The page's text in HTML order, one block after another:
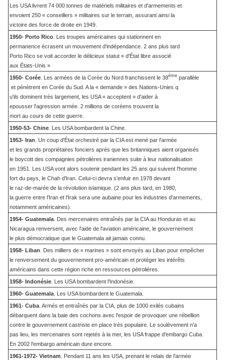
Les USA livrent 74 000 tonnes de matériels militaires et d'armements et
envoient 250 « conseillers » militaires sur le terrain, assurant ainsi la
victoire des force de droite en 1949.
1950- Porto Rico . Les troupes américaines qui stationnent en
permanence écrasent un mouvement d'indépendance. 2 ans plus tard
Porto Rico se voit accorder le délicieux statut « d'État libre associé
aux États-Unis »
1950- Corée . Les armées de la Corée du Nord franchissent le 38ème parallèle
et pénètrent en Corée du Sud. A la « demande » des Nations-Unies q
u'ils dominent très largement, les USA « acceptent » d'aider à
epousser l'agression armée. 2 millions de coréens trouvent la
mort au cours de cette guerre.
1950-53- Chine . Les USA bombardent la Chine.
1953- Iran . Un coup d'État orchestré par la CIA est mené par l'armée
et les grands propriétaires fonciers après que les britanniques aient organisés
le boycott des compagnies pétrolières iraniennes suite à leur nationalisation
en 1951. Les USA vont alors soutenir pendant les 25 ans qui suivent l'homme
fort du pays, le Chah d'Iran. Celui-ci devra s'enfuir en 1978 devant
le raz-de-marée de la révolution islamique. (2 ans plus tard, en 1980,
la guerre entre l'Iran et l'Irak sera une aubaine pour les industries d'armements,
notamment américaines).
1954- Guatemala . Des mercenaires entraînés par la CIA au Honduras et au
Nicaragua renversent, avec l'aide de l'aviation américaine, le gouvernement
le plus démocratique que le Guatemala ait jamais connu.
1958- Liban . Des milliers de « marines » sont envoyés au Liban pour empêcher
le renversement du gouvernement pro-américain et protéger les intérêts
américains dans cette région riche en ressources pétrolières.
1958- Indonésie . Les USA bombardent l'Indonésie.
1960- Guatemala . Les USA bombardent le Guatemala.
1961- Cuba . Armés et entraînés par la CIA, plus de 1000 exilés cubains
débarquent dans la baie des cochons avec l'espoir de provoquer une rébellion
contre le gouvernement castriste en place très populaire. Le soulèvement n'a
pas lieu, les mercenaires sont rejetés à la mer, les USA frappe d'embargo Cuba.
En 2002 l'embargo américain dure encore.
1961-1972- Vietnam . Pendant 11 ans les USA, prenant le relais de l'armée